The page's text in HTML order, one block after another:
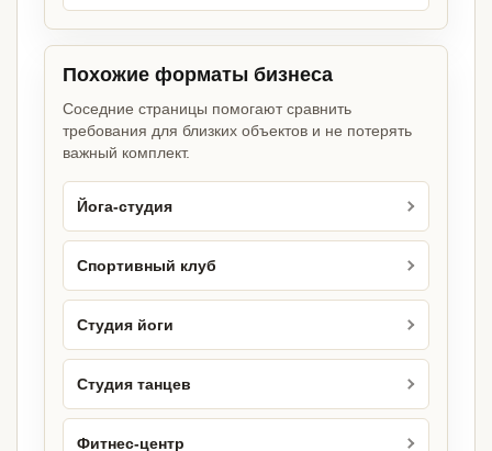
Похожие форматы бизнеса
Соседние страницы помогают сравнить
требования для близких объектов и не потерять
важный комплект.
Йога-студия
Спортивный клуб
Студия йоги
Студия танцев
Фитнес-центр